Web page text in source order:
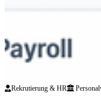
Rekrutierung & HR